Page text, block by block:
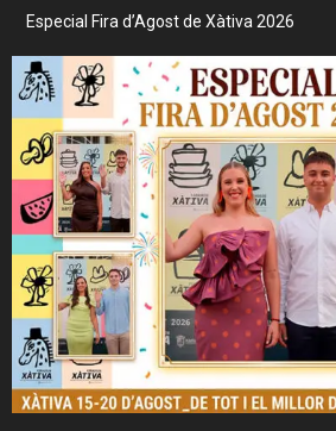
Especial Fira d’Agost de Xàtiva 2026